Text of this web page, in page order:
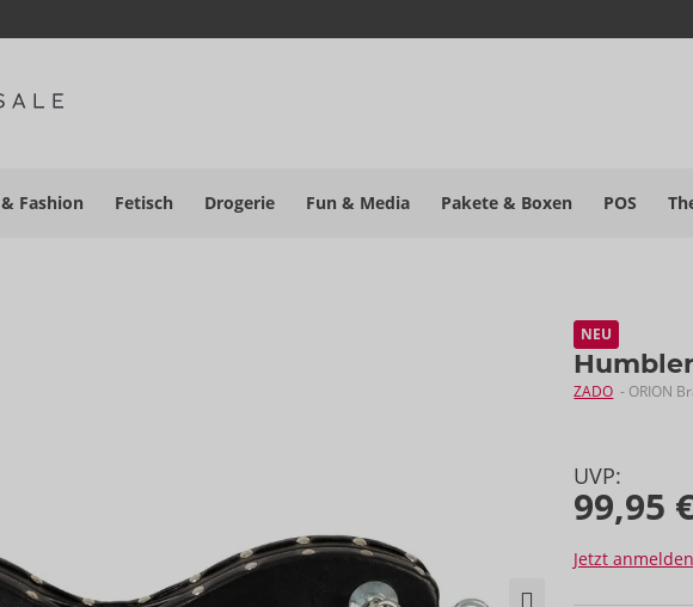
& Fashion Fetisch Drogerie Fun & Media Pakete & Boxen POS
NEU
ZADO - ORION
UVP:
99,95
Jetzt